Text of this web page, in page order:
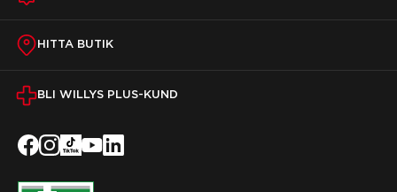
HITTA BUTIK
BLI WILLYS PLUS-KUND